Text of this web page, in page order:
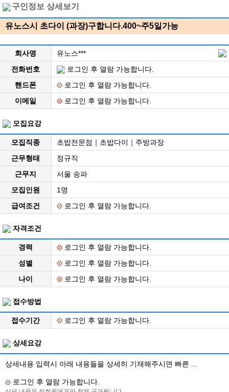
구인정보 상세보기
유노스시 초다이 (과장)구합니다.400~주5일가능
회사명
유노스***
전화번호
로그인 후 열람 가능합니다.
핸드폰
로그인 후 열람 가능합니다.
이메일
로그인 후 열람 가능합니다.
모집요강
모집직종
초밥전문점｜초밥다이｜주방과장
근무형태
정규직
근무지
서울 송파
모집인원
1명
급여조건
로그인 후 열람 가능합니다.
자격조건
경력
로그인 후 열람 가능합니다.
성별
로그인 후 열람 가능합니다.
나이
로그인 후 열람 가능합니다.
접수방법
접수기간 로그인 후 열람 가능합니다.
상세요강
상세내용 입력시 아래 내용들을 상세히 기재해주시면 빠른 ...
로그인 후 열람 가능합니다.